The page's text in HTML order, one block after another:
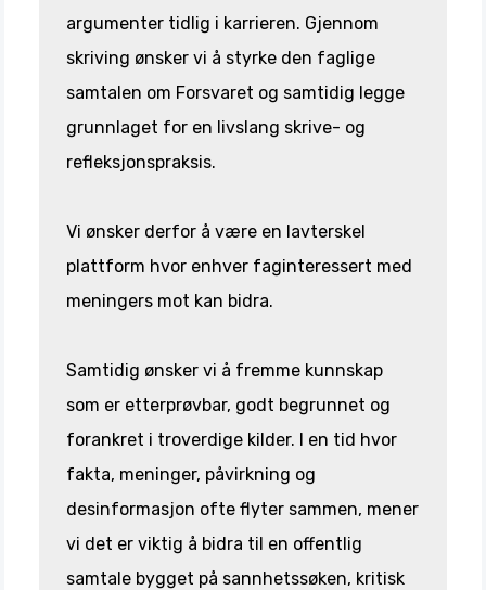
argumenter tidlig i karrieren. Gjennom
skriving ønsker vi å styrke den faglige
samtalen om Forsvaret og samtidig legge
grunnlaget for en livslang skrive- og
refleksjonspraksis.
Vi ønsker derfor å være en lavterskel
plattform hvor enhver faginteressert med
meningers mot kan bidra.
Samtidig ønsker vi å fremme kunnskap
som er etterprøvbar, godt begrunnet og
forankret i troverdige kilder. I en tid hvor
fakta, meninger, påvirkning og
desinformasjon ofte flyter sammen, mener
vi det er viktig å bidra til en offentlig
samtale bygget på sannhetssøken, kritisk